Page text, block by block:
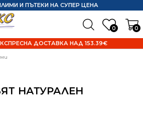
0 0
И ПЪТЕКИ НА СУПЕР ЦЕНА
ДОСТАВКА НАД 153.39€
НАТУРАЛЕН